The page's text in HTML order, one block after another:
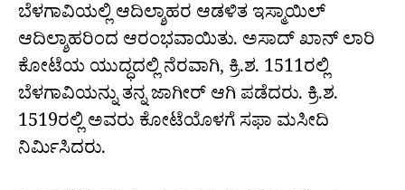
ಬೆಳಗಾವಿಯಲ್ಲಿ ಆದಿಲ್ಶಾಹರ ಆಡಳಿತ ಇಸ್ಮಾಯಿಲ್
ಆದಿಲ್ಶಾಹರಿಂದ ಆರಂಭವಾಯಿತು. ಅಸಾದ್ ಖಾನ್ ಲಾರಿ
ಕೋಟೆಯ ಯುದ್ಧದಲ್ಲಿ ನೆರವಾಗಿ, ಕ್ರಿ.ಶ. 1511ರಲ್ಲಿ
ಬೆಳಗಾವಿಯನ್ನು ತನ್ನ ಜಾಗೀರ್ ಆಗಿ ಪಡೆದರು. ಕ್ರಿ.ಶ.
1519ರಲ್ಲಿ ಅವರು ಕೋಟೆಯೊಳಗೆ ಸಫಾ ಮಸೀದಿ
ನಿರ್ಮಿಸಿದರು.